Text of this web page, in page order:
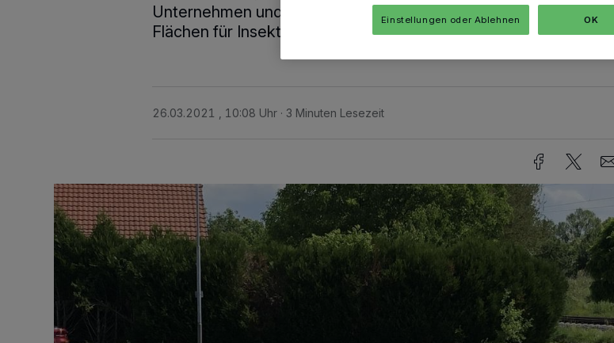
Unternehmen und sonstigen Institutionen zusätzliche blühende
Flächen für Insekten anzulegen.
26.03.2021 , 10:08 Uhr 3 Minuten Lesezeit
Einstellungen oder Ablehnen OK